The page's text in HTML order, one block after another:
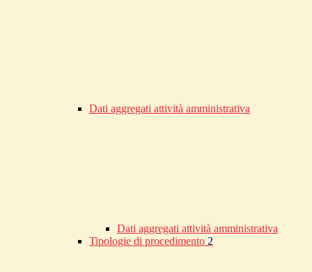
Dati aggregati attività amministrativa
Dati aggregati attività amministrativa
Tipologie di procedimento 2